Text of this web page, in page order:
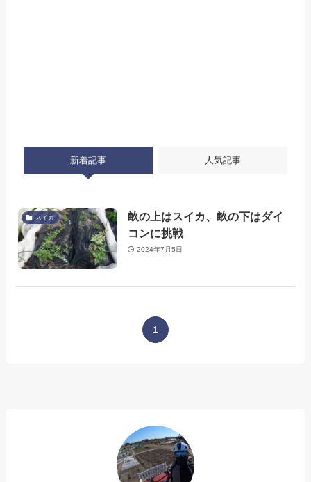
新着記事 人気記事
スイカ
畝の上はスイカ、畝の下はダイ
コンに挑戦
2024年7月5日
1